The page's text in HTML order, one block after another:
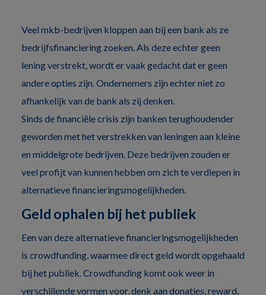
Veel mkb-bedrijven kloppen aan bij een bank als ze
bedrijfsfinanciering zoeken. Als deze echter geen
lening verstrekt, wordt er vaak gedacht dat er geen
andere opties zijn. Ondernemers zijn echter niet zo
afhankelijk van de bank als zij denken.
Sinds de financiële crisis zijn banken terughoudender
geworden met het verstrekken van leningen aan kleine
en middelgrote bedrijven. Deze bedrijven zouden er
veel profijt van kunnen hebben om zich te verdiepen in
alternatieve financieringsmogelijkheden.
Geld ophalen bij het publiek
Een van deze alternatieve financieringsmogelijkheden
is crowdfunding, waarmee direct geld wordt opgehaald
bij het publiek. Crowdfunding komt ook weer in
verschillende vormen voor, denk aan donaties, reward,